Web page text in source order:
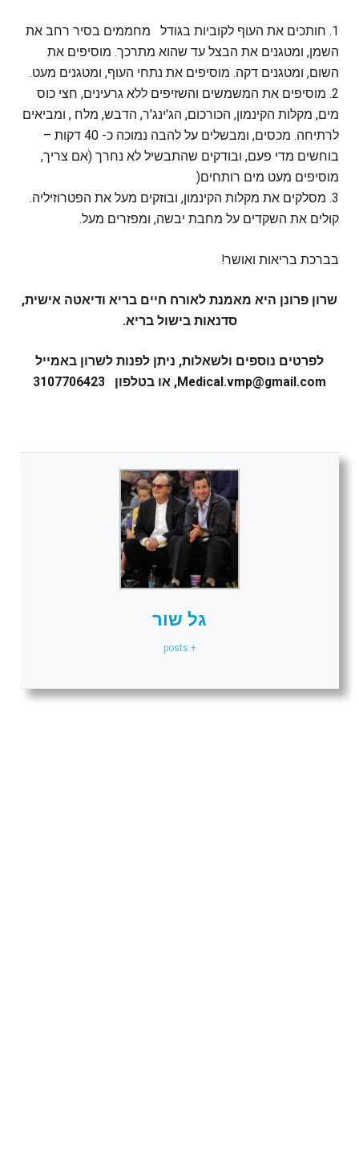
1. חותכים את העוף לקוביות בגודל מחממים בסיר רחב את
השמן, ומטגנים את הבצל עד שהוא מתרכך. מוסיפים את
השום, ומטגנים דקה. מוסיפים את נתחי העוף, ומטגנים מעט.
2. מוסיפים את המשמשים והשזיפים ללא גרעינים, חצי כוס
מים, מקלות הקינמון, הכורכום, הג'ינג'ר, הדבש, מלח , ומביאים
לרתיחה. מכסים, ומבשלים על להבה נמוכה כ- 40 דקות –
בוחשים מדי פעם, ובודקים שהתבשיל לא נחרך (אם צריך,
מוסיפים מעט מים רותחים(
3. מסלקים את מקלות הקינמון, ובוזקים מעל את הפטרוזיליה.
קולים את השקדים על מחבת יבשה, ומפזרים מעל.
בברכת בריאות ואושר!
שרון פרונן היא מאמנת לאורח חיים בריא ודיאטה אישית,
סדנאות בישול בריא.
לפרטים נוספים ולשאלות, ניתן לפנות לשרון באמייל
Medical.vmp@gmail.com, או בטלפון 3107706423
גל שור
+ posts